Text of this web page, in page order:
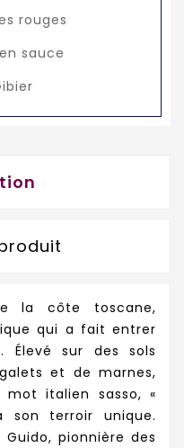
rouges
sauce
la côte toscane,
qui a fait entrer
Élevé sur des sols
et de marnes,
italien sasso, «
son terroir unique.
pionnière des